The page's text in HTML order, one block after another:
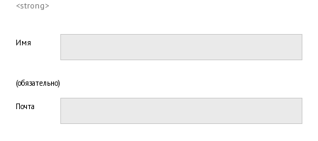
<strong>
Имя
(обязательно)
Почта